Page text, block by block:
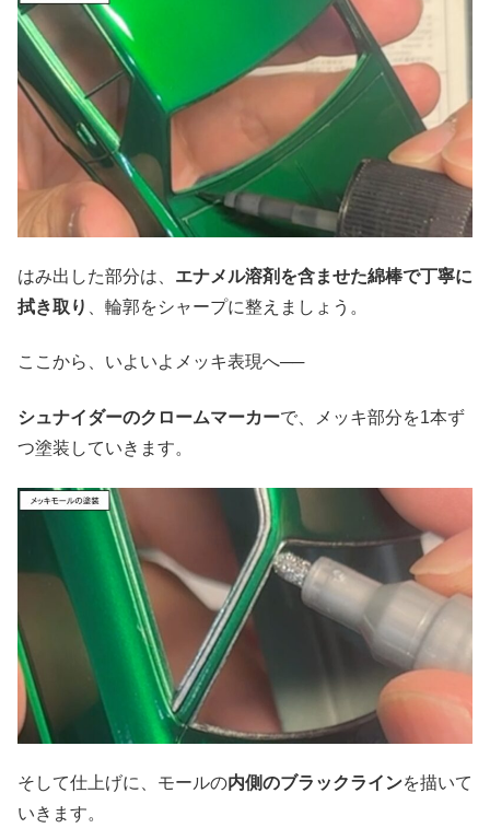
はみ出した部分は、 エナメル溶剤を含ませた綿棒で丁寧に
拭き取り
、輪郭をシャープに整えましょう。
ここから、いよいよメッキ表現へ──
シュナイダーのクロームマーカーで、メッキ部分を1本ず
つ塗装していきます。
そして仕上げに、モールの内側のブラックラインを描いて
いきます。